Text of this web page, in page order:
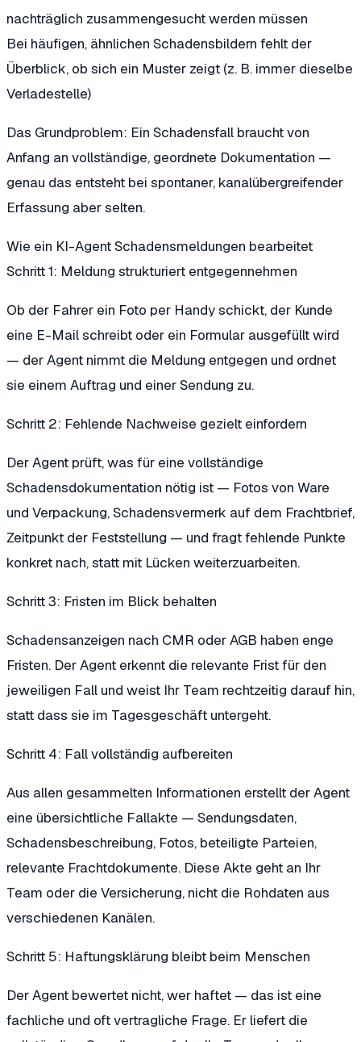
nachträglich zusammengesucht werden müssen
Bei häufigen, ähnlichen Schadensbildern fehlt der
Überblick, ob sich ein Muster zeigt (z. B. immer dieselbe
Verladestelle)
Das Grundproblem: Ein Schadensfall braucht von
Anfang an vollständige, geordnete Dokumentation —
genau das entsteht bei spontaner, kanalübergreifender
Erfassung aber selten.
Wie ein KI-Agent Schadensmeldungen bearbeitet
Schritt 1: Meldung strukturiert entgegennehmen
Ob der Fahrer ein Foto per Handy schickt, der Kunde
eine E-Mail schreibt oder ein Formular ausgefüllt wird
— der Agent nimmt die Meldung entgegen und ordnet
sie einem Auftrag und einer Sendung zu.
Schritt 2: Fehlende Nachweise gezielt einfordern
Der Agent prüft, was für eine vollständige
Schadensdokumentation nötig ist — Fotos von Ware
und Verpackung, Schadensvermerk auf dem Frachtbrief,
Zeitpunkt der Feststellung — und fragt fehlende Punkte
konkret nach, statt mit Lücken weiterzuarbeiten.
Schritt 3: Fristen im Blick behalten
Schadensanzeigen nach CMR oder AGB haben enge
Fristen. Der Agent erkennt die relevante Frist für den
jeweiligen Fall und weist Ihr Team rechtzeitig darauf hin,
statt dass sie im Tagesgeschäft untergeht.
Schritt 4: Fall vollständig aufbereiten
Aus allen gesammelten Informationen erstellt der Agent
eine übersichtliche Fallakte — Sendungsdaten,
Schadensbeschreibung, Fotos, beteiligte Parteien,
relevante Frachtdokumente. Diese Akte geht an Ihr
Team oder die Versicherung, nicht die Rohdaten aus
verschiedenen Kanälen.
Schritt 5: Haftungsklärung bleibt beim Menschen
Der Agent bewertet nicht, wer haftet — das ist eine
fachliche und oft vertragliche Frage. Er liefert die